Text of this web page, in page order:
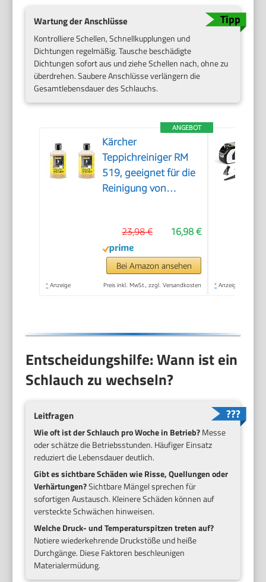
Wartung der Anschlüsse
Kontrolliere Schellen, Schnellkupplungen und
Dichtungen regelmäßig. Tausche beschädigte
Dichtungen sofort aus und ziehe Schellen nach, ohne zu
überdrehen. Saubere Anschlüsse verlängern die
Gesamtlebensdauer des Schlauchs.
ANGEBOT
Kärcher
Teppichreiniger RM
519, geeignet für die
Reinigung von
etc., 1l Konzentrat
ergeben verdünnt 40l
Reinigungsmittel
(Packung mit 2)
16,98 €
23,98 €
Bei Amazon ansehen
* Anzeige Preis inkl. MwSt., zzgl. Versandkosten * Anzeige
Entscheidungshilfe: Wann ist ein
Schlauch zu wechseln?
Leitfragen
Wie oft ist der Schlauch pro Woche in Betrieb?Messe
oder schätze die Betriebsstunden. Häufiger Einsatz
reduziert die Lebensdauer deutlich.
Gibt es sichtbare Schäden wie Risse, Quellungen oder
Verhärtungen?Sichtbare Mängel sprechen für
sofortigen Austausch. Kleinere Schäden können auf
versteckte Schwächen hinweisen.
Welche Druck- und Temperaturspitzen treten auf?
Notiere wiederkehrende Druckstöße und heiße
Durchgänge. Diese Faktoren beschleunigen
Materialermüdung.